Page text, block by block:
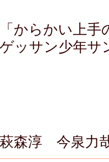
からかい上手
ゲッサン少年
森淳 今泉力